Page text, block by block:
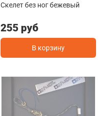
Скелет без ног бежевый
255 руб
В корзину